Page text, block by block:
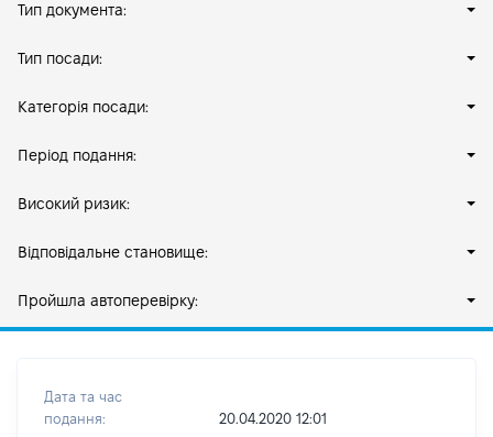
Тип документа:
Тип посади:
Категорія посади:
Період подання:
Високий ризик:
Відповідальне становище:
Пройшла автоперевірку:
Дата та час
подання:
20.04.2020 12:01